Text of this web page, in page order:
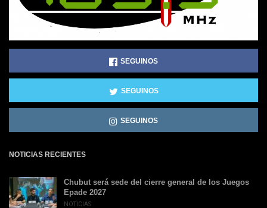
SEGUINOS
SEGUINOS
SEGUINOS
NOTICIAS RECIENTES
Chubut será sede del cierre general de los Juegos
Epade 2027
NOTICIAS